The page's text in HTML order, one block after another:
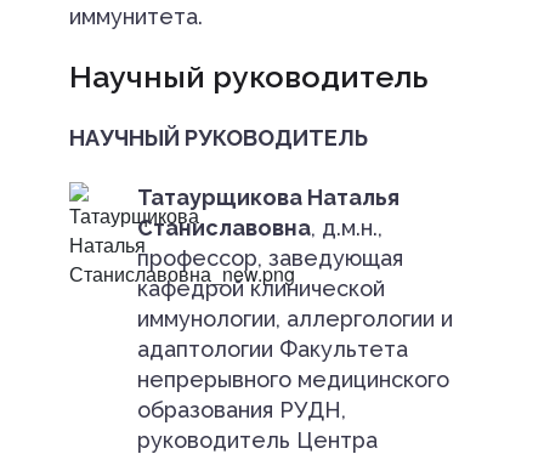
иммунитета.
Научный руководитель
НАУЧНЫЙ РУКОВОДИТЕЛЬ
Татаурщикова Наталья
Станиславовна, д.м.н.,
профессор, заведующая
кафедрой клинической
иммунологии, аллергологии и
адаптологии Факультета
непрерывного медицинского
образования РУДН,
руководитель Центра